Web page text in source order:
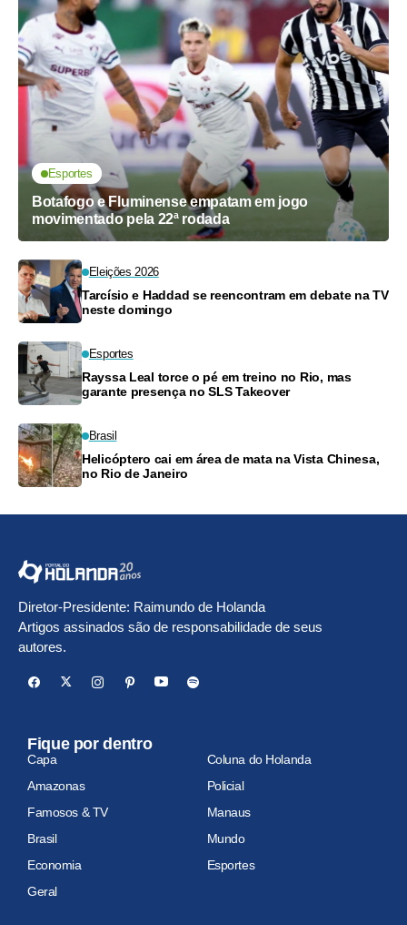
Esportes
Botafogo e Fluminense empatam em jogo
movimentado pela 22ª rodada
Eleições 2026
Tarcísio e Haddad se reencontram em debate na TV
neste domingo
Esportes
Rayssa Leal torce o pé em treino no Rio, mas
garante presença no SLS Takeover
Brasil
Helicóptero cai em área de mata na Vista Chinesa,
no Rio de Janeiro
Diretor-Presidente: Raimundo de Holanda
Artigos assinados são de responsabilidade de seus
autores.
Fique por dentro
Capa
Coluna do Holanda
Amazonas
Policial
Famosos & TV
Manaus
Brasil
Mundo
Economia
Esportes
Geral